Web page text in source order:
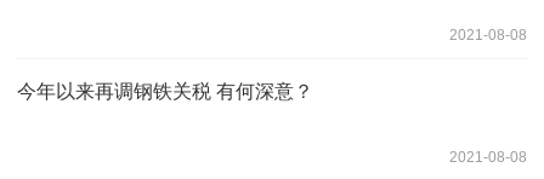
2021-08-08
今年以来再调钢铁关税 有何深意？
2021-08-08